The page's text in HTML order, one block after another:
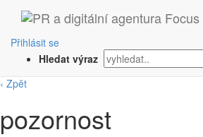
Přihlásit se
Hledat výraz
‹ Zpět
pozornost